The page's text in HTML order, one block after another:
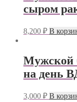
сыром
8,200 ₽ В
Мужской
на день
3,000 ₽ В